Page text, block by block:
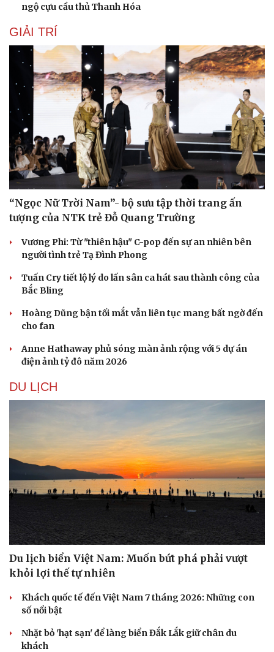
Sức khỏe
Dinh dưỡng - món ngon
Cây thuốc
Sản phụ khoa
Nhi khoa
Nam khoa
Làm đẹp - giảm cân
Phòng mạch online
Ăn sạch sống khỏe
Đời sống
Nhà đẹp
Blog
Tình yêu - Gia đình
ngộ cựu cầu thủ Thanh Hóa
GIẢI TRÍ
“Ngọc Nữ Trời Nam”- bộ sưu tập thời trang ấn
tượng của NTK trẻ Đỗ Quang Trường
Vương Phi: Từ "thiên hậu" C-pop đến sự an nhiên bên
người tình trẻ Tạ Đình Phong
Tuấn Cry tiết lộ lý do lấn sân ca hát sau thành công của
Bắc Bling
Hoàng Dũng bận tối mắt vẫn liên tục mang bất ngờ đến
cho fan
Anne Hathaway phủ sóng màn ảnh rộng với 5 dự án
điện ảnh tỷ đô năm 2026
DU LỊCH
Du lịch biển Việt Nam: Muốn bứt phá phải vượt
khỏi lợi thế tự nhiên
Khách quốc tế đến Việt Nam 7 tháng 2026: Những con
số nổi bật
Nhặt bỏ 'hạt sạn' để làng biển Đắk Lắk giữ chân du
khách